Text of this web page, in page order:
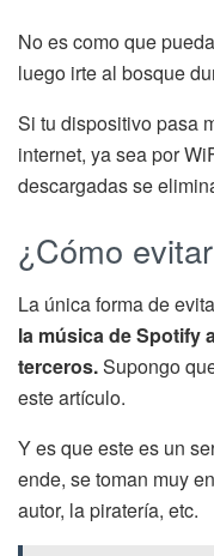
No es como que
luego irte al bosque
Si tu dispositivo pasa
internet, ya sea por
descargadas se
¿Cómo
La única forma de
la música de Spotify
terceros.Supongo
este artículo.
Y es que este es un
ende, se toman muy
autor, la piratería, etc.